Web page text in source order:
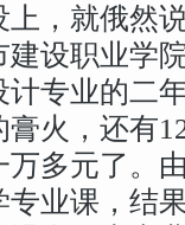
上，就俄然
建设职业学
计专业的二
膏火，还有
万多元了。
专业课，结